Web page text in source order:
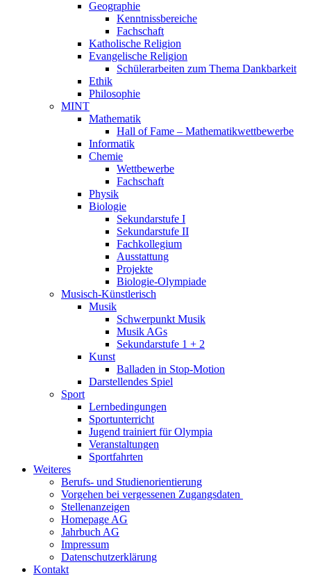
Geographie
Kenntnissbereiche
Fachschaft
Katholische Religion
Evangelische Religion
Schülerarbeiten zum Thema Dankbarkeit
Ethik
Philosophie
MINT
Mathematik
Hall of Fame – Mathematikwettbewerbe
Informatik
Chemie
Wettbewerbe
Fachschaft
Physik
Biologie
Sekundarstufe I
Sekundarstufe II
Fachkollegium
Ausstattung
Projekte
Biologie-Olympiade
Musisch-Künstlerisch
Musik
Schwerpunkt Musik
Musik AGs
Sekundarstufe 1 + 2
Kunst
Balladen in Stop-Motion
Darstellendes Spiel
Sport
Lernbedingungen
Sportunterricht
Jugend trainiert für Olympia
Veranstaltungen
Sportfahrten
Weiteres
Berufs- und Studienorientierung
Vorgehen bei vergessenen Zugangsdaten
Stellenanzeigen
Homepage AG
Jahrbuch AG
Impressum
Datenschutzerklärung
Kontakt